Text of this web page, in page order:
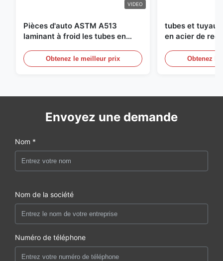
VIDEO
Pièces d'auto ASTM A513
laminant à froid les tubes en
des DOMObtenez le meilleur prix
tubes et tuyaux
en acier de
circuitsObtenez
Envoyez une demande
Nom *
Nom de la société
Numéro de téléphone